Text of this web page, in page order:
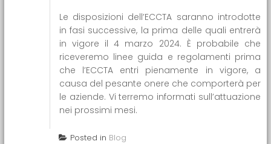
Le disposizioni dell’ECCTA saranno introdotte
in fasi successive, la prima delle quali entrerà
in vigore il 4 marzo 2024. È probabile che
riceveremo linee guida e regolamenti prima
che l’ECCTA entri pienamente in vigore, a
causa del pesante onere che comporterà per
le aziende. Vi terremo informati sull’attuazione
nei prossimi mesi.
Posted in Blog